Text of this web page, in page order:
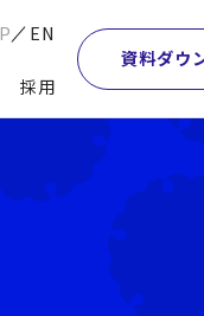
EN
採用
資料ダウ
本社・間接
サプライチ
物流改革
ヒューマ
・マーケティング
計・開発・生産・調達
特集】会計システム刷新
特集】CFO革新
学術顧問紹介
DE&I推進の取
グループ会社
グローバルネ